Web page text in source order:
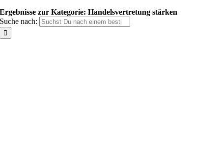
Ergebnisse zur Kategorie: Handelsvertretung stärken
Suche nach: